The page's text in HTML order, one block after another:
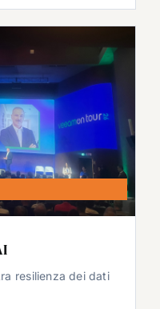
resilienza dei dati